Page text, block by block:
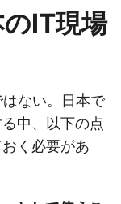
IT現場
ない。日本で
中、以下の点
く必要があ